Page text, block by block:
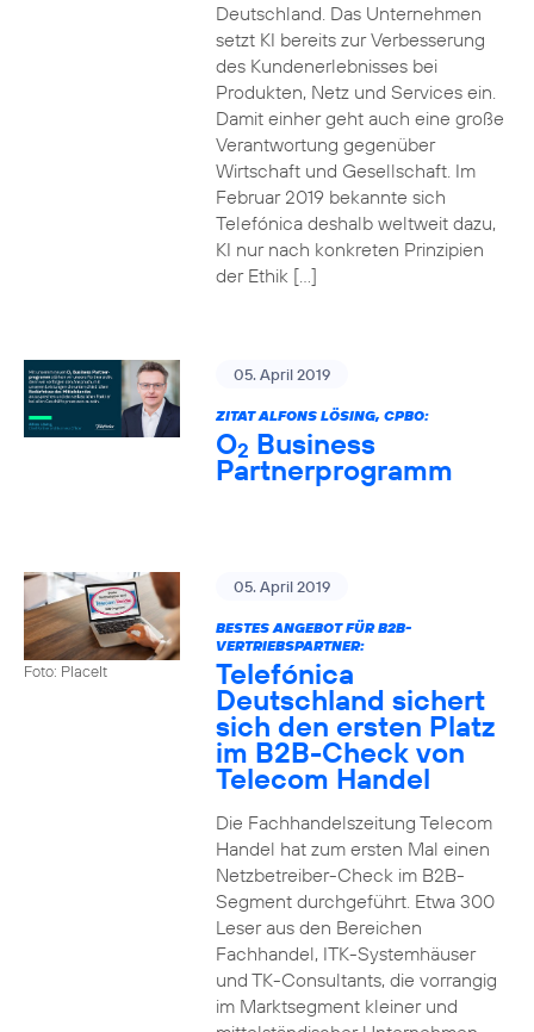
Deutschland. Das Unternehmen
setzt KI bereits zur Verbesserung
des Kundenerlebnisses bei
Produkten, Netz und Services ein.
Damit einher geht auch eine große
Verantwortung gegenüber
Wirtschaft und Gesellschaft. Im
Februar 2019 bekannte sich
Telefónica deshalb weltweit dazu,
KI nur nach konkreten Prinzipien
der Ethik […]
05. April 2019
ZITAT ALFONS LÖSING, CPBO:
O2 Business
Partnerprogramm
Foto: PlaceIt
05. April 2019
BESTES ANGEBOT FÜR B2B-
VERTRIEBSPARTNER:
Telefónica
Deutschland sichert
sich den ersten Platz
im B2B-Check von
Telecom Handel
Die Fachhandelszeitung Telecom
Handel hat zum ersten Mal einen
Netzbetreiber-Check im B2B-
Segment durchgeführt. Etwa 300
Leser aus den Bereichen
Fachhandel, ITK-Systemhäuser
und TK-Consultants, die vorrangig
im Marktsegment kleiner und